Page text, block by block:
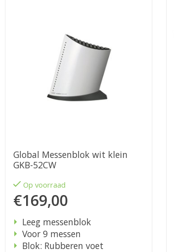
Global Messenblok wit klein
GKB-52CW
Op voorraad
€169,00
Leeg messenblok
Voor 9 messen
Blok: Rubberen voet